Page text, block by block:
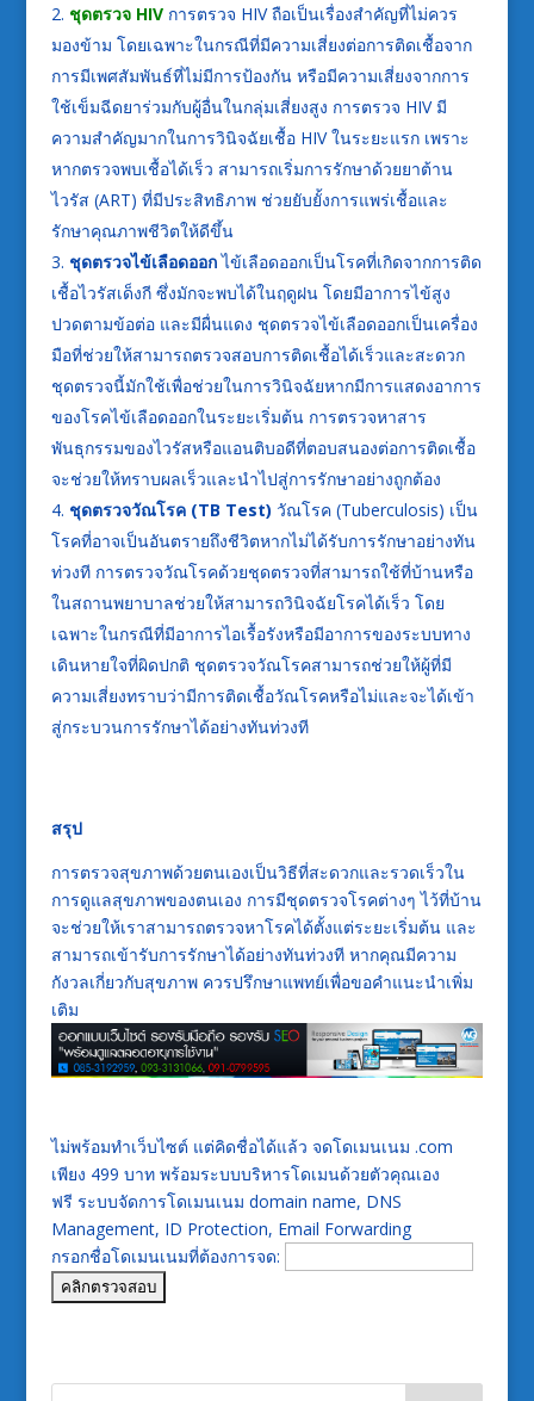
ชุดตรวจ HIVการตรวจ HIV ถือเป็นเรื่องสำคัญที่ไม่ควร
มองข้าม โดยเฉพาะในกรณีที่มีความเสี่ยงต่อการติดเชื้อจาก
การมีเพศสัมพันธ์ที่ไม่มีการป้องกัน หรือมีความเสี่ยงจากการ
ใช้เข็มฉีดยาร่วมกับผู้อื่นในกลุ่มเสี่ยงสูง การตรวจ HIV มี
ความสำคัญมากในการวินิจฉัยเชื้อ HIV ในระยะแรก เพราะ
หากตรวจพบเชื้อได้เร็ว สามารถเริ่มการรักษาด้วยยาต้าน
ไวรัส (ART) ที่มีประสิทธิภาพ ช่วยยับยั้งการแพร่เชื้อและ
รักษาคุณภาพชีวิตให้ดีขึ้น
ชุดตรวจไข้เลือดออกไข้เลือดออกเป็นโรคที่เกิดจากการติด
เชื้อไวรัสเด็งกี ซึ่งมักจะพบได้ในฤดูฝน โดยมีอาการไข้สูง
ปวดตามข้อต่อ และมีผื่นแดง ชุดตรวจไข้เลือดออกเป็นเครื่อง
มือที่ช่วยให้สามารถตรวจสอบการติดเชื้อได้เร็วและสะดวก
ชุดตรวจนี้มักใช้เพื่อช่วยในการวินิจฉัยหากมีการแสดงอาการ
ของโรคไข้เลือดออกในระยะเริ่มต้น การตรวจหาสาร
พันธุกรรมของไวรัสหรือแอนติบอดีที่ตอบสนองต่อการติดเชื้อ
จะช่วยให้ทราบผลเร็วและนำไปสู่การรักษาอย่างถูกต้อง
ชุดตรวจวัณโรค (TB Test) วัณโรค (Tuberculosis) เป็น
โรคที่อาจเป็นอันตรายถึงชีวิตหากไม่ได้รับการรักษาอย่างทัน
ท่วงที การตรวจวัณโรคด้วยชุดตรวจที่สามารถใช้ที่บ้านหรือ
ในสถานพยาบาลช่วยให้สามารถวินิจฉัยโรคได้เร็ว โดย
เฉพาะในกรณีที่มีอาการไอเรื้อรังหรือมีอาการของระบบทาง
เดินหายใจที่ผิดปกติ ชุดตรวจวัณโรคสามารถช่วยให้ผู้ที่มี
ความเสี่ยงทราบว่ามีการติดเชื้อวัณโรคหรือไม่และจะได้เข้า
สู่กระบวนการรักษาได้อย่างทันท่วงที
สรุป
การตรวจสุขภาพด้วยตนเองเป็นวิธีที่สะดวกและรวดเร็วใน
การดูแลสุขภาพของตนเอง การมีชุดตรวจโรคต่างๆ ไว้ที่บ้าน
จะช่วยให้เราสามารถตรวจหาโรคได้ตั้งแต่ระยะเริ่มต้น และ
สามารถเข้ารับการรักษาได้อย่างทันท่วงที หากคุณมีความ
กังวลเกี่ยวกับสุขภาพ ควรปรึกษาแพทย์เพื่อขอคำแนะนำเพิ่ม
เติม
ไม่พร้อมทำเว็บไซต์ แต่คิดชื่อได้แล้ว จดโดเมนเนม .com
เพียง 499 บาท พร้อมระบบบริหารโดเมนด้วยตัวคุณเอง
ฟรี ระบบจัดการโดเมนเนม domain name, DNS
Management, ID Protection, Email Forwarding
กรอกชื่อโดเมนเนมที่ต้องการจด: